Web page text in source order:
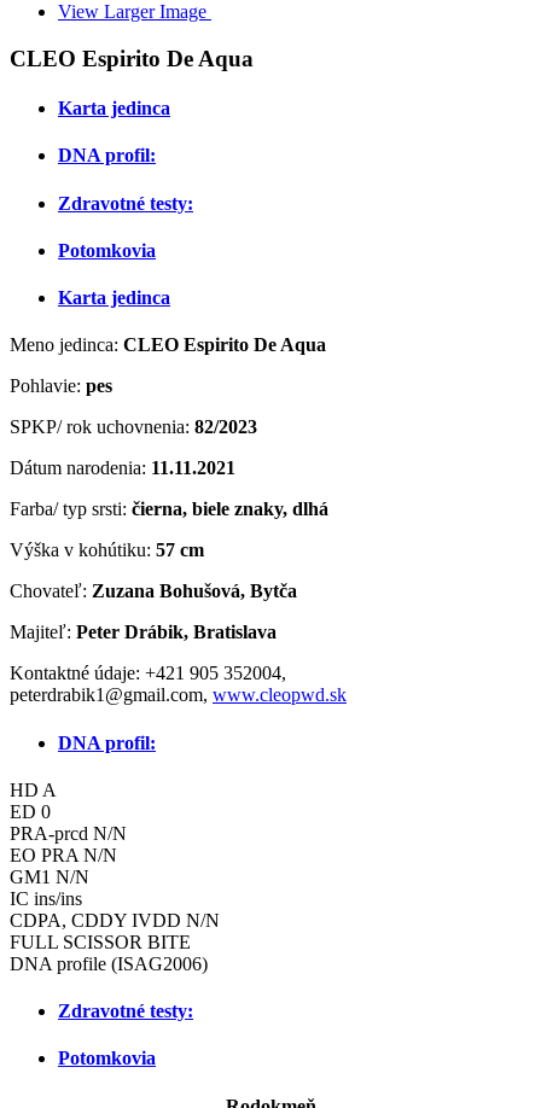
View Larger Image
CLEO Espirito De Aqua
Karta jedinca
DNA profil:
Zdravotné testy:
Potomkovia
Karta jedinca
Meno jedinca: CLEO Espirito De Aqua
Pohlavie: pes
SPKP/ rok uchovnenia: 82/2023
Dátum narodenia: 11.11.2021
Farba/ typ srsti: čierna, biele znaky, dlhá
Výška v kohútiku: 57 cm
Chovateľ: Zuzana Bohušová, Bytča
Majiteľ: Peter Drábik, Bratislava
Kontaktné údaje: +421 905 352004,
peterdrabik1@gmail.com, www.cleopwd.sk
DNA profil:
HD A
ED 0
PRA-prcd N/N
EO PRA N/N
GM1 N/N
IC ins/ins
CDPA, CDDY IVDD N/N
FULL SCISSOR BITE
DNA profile (ISAG2006)
Zdravotné testy:
Potomkovia